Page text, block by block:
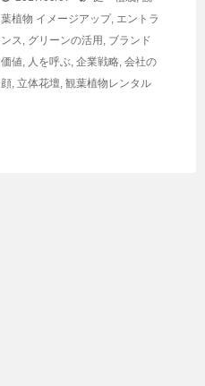
葉植物 イメージアップ, エントラ
ンス, グリーンの活用 , ブランド
価値, 人を呼ぶ, 企業戦略, 会社の
顔, 立体花壇, 観葉植物レンタル